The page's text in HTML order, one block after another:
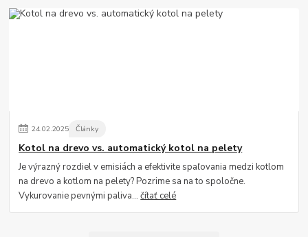
24.02.2025 Články
Kotol na drevo vs. automatický kotol na pelety
Je výrazný rozdiel v emisiách a efektivite spaľovania medzi kotlom
na drevo a kotlom na pelety? Pozrime sa na to spoločne.
Vykurovanie pevnými paliva...čítať celé